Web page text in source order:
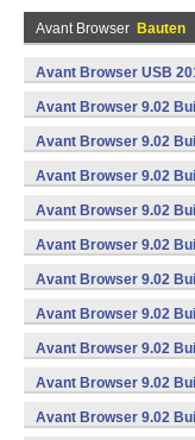
Avant Browser Bauten
Avant Browser USB
Avant Browser 9.02
Avant Browser 9.02
Avant Browser 9.02
Avant Browser 9.02
Avant Browser 9.02
Avant Browser 9.02
Avant Browser 9.02
Avant Browser 9.02
Avant Browser 9.02
Avant Browser 9.02